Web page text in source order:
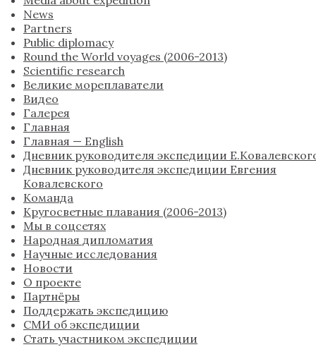
News
Partners
Public diplomacy
Round the World voyages (2006-2013)
Scientific research
Великие мореплаватели
Видео
Галерея
Главная
Главная — English
Дневник руководителя экспедиции
Дневник руководителя экспедиции Евгения
Ковалевского
Команда
Кругосветные плавания (2006-2013)
Мы в соцсетях
Народная дипломатия
Научные исследования
Новости
О проекте
Партнёры
Поддержать экспедицию
СМИ об экспедиции
Стать участником экспедиции